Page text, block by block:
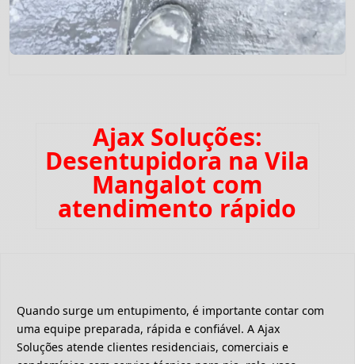
Ajax Soluções:
Desentupidora na Vila
Mangalot com
atendimento rápido
Quando surge um entupimento, é importante contar com
uma equipe preparada, rápida e confiável. A Ajax
Soluções atende clientes residenciais, comerciais e